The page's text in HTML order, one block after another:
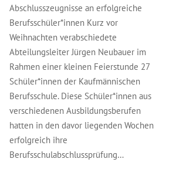
Abschlusszeugnisse an erfolgreiche
Berufsschüler*innen Kurz vor
Weihnachten verabschiedete
Abteilungsleiter Jürgen Neubauer im
Rahmen einer kleinen Feierstunde 27
Schüler*innen der Kaufmännischen
Berufsschule. Diese Schüler*innen aus
verschiedenen Ausbildungsberufen
hatten in den davor liegenden Wochen
erfolgreich ihre
Berufsschulabschlussprüfung…